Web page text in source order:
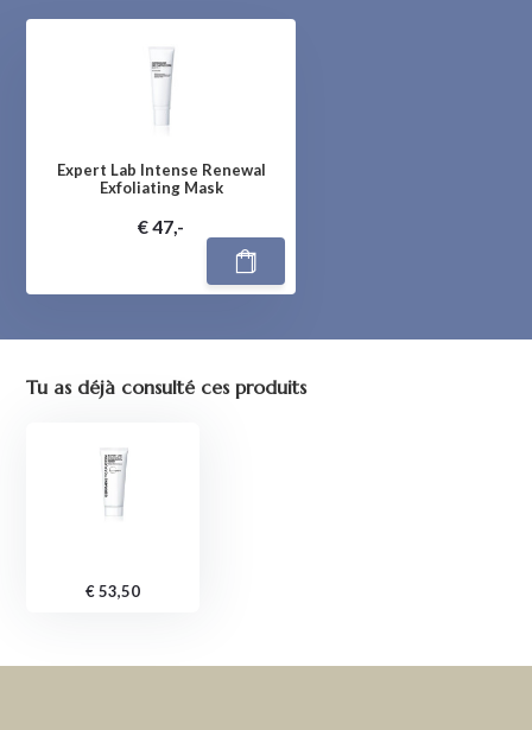
Expert Lab Intense Renewal
Exfoliating Mask
€ 47,-
Tu as déjà consulté ces produits
€ 53,50